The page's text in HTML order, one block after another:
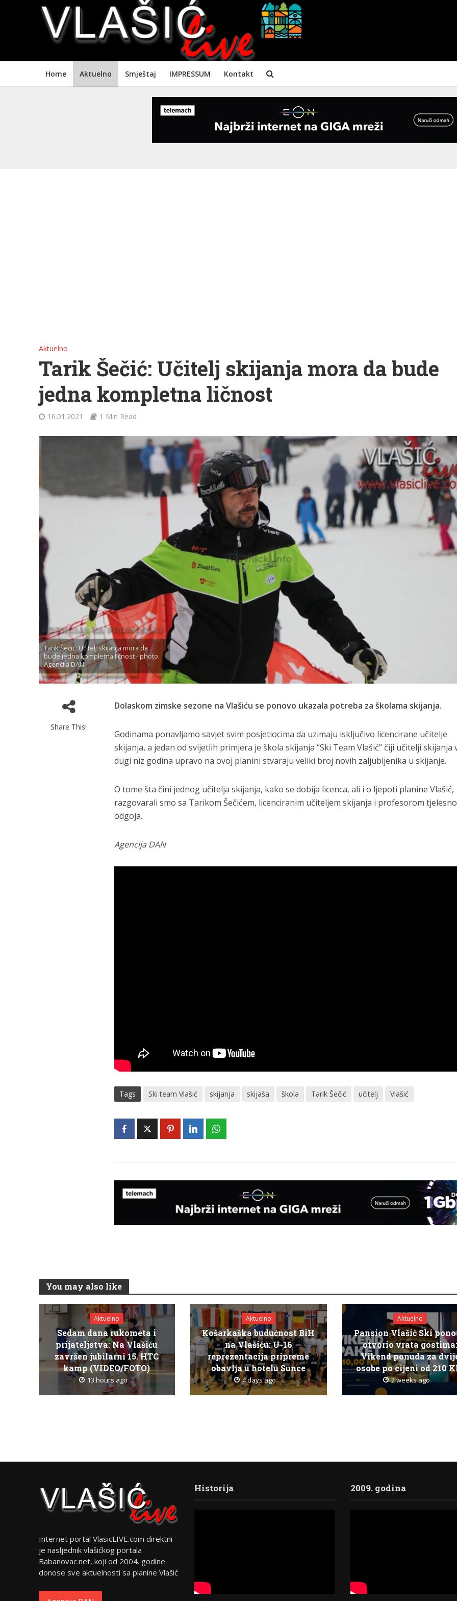
Home Aktuelno Smještaj IMPRESSUM Kontakt
Aktuelno
Tarik Šečić: Učitelj skijanja mora da bude
jedna kompletna ličnost
16.01.2021 1 Min Read
Tarik Šečić: Učitelj skijanja mora da
bude jedna kompletna ličnost - photo:
Agencija DAN
Share This!
Dolaskom zimske sezone na Vlašiću se ponovo ukazala potreba za školama skijanja.
Godinama ponavljamo savjet svim posjetiocima da uzimaju isključivo licencirane učitelje
skijanja, a jedan od svijetlih primjera je škola skijanja “Ski Team Vlašić” čiji učitelji skijanja
dugi niz godina upravo na ovoj planini stvaraju veliki broj novih zaljubljenika u skijanje.
O tome šta čini jednog učitelja skijanja, kako se dobija licenca, ali i o ljepoti planine Vlašić,
razgovarali smo sa Tarikom Šečićem, licenciranim učiteljem skijanja i profesorom
odgoja.
Agencija DAN
Tags Ski team Vlašić skijanja skijaša škola Tarik Šečić učitelj Vlašić
You may also like
Aktuelno
Sedam dana rukometa i
prijateljstva: Na Vlašiću
završen jubilarni 15. HTC
kamp (VIDEO/FOTO)
13 hours ago
Aktuelno
Košarkaška budućnost BiH
na Vlašiću: U-16
reprezentacija pripreme
obavlja u hotelu Sunce
4 days ago
Aktuelno
Pansion Vlašić Ski
otvorio vrata gostima:
Vikend ponuda za
osobe po cijeni od 210
2 weeks ago
Internet portal VlasicLIVE.com direktni
je nasljednik vlašićkog portala
Babanovac.net, koji od 2004. godine
donose sve aktuelnosti sa planine Vlašić
Historija 2009. godina